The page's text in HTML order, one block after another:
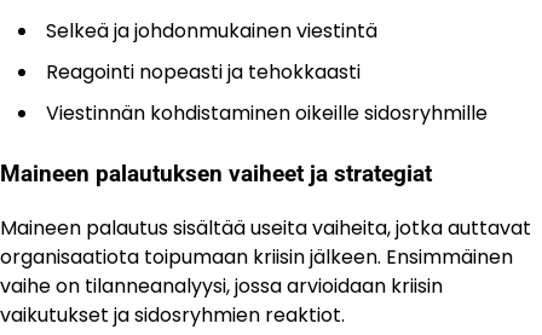
Selkeä ja johdonmukainen viestintä
Reagointi nopeasti ja tehokkaasti
Viestinnän kohdistaminen oikeille sidosryhmille
Maineen palautuksen vaiheet ja strategiat
Maineen palautus sisältää useita vaiheita, jotka auttavat
organisaatiota toipumaan kriisin jälkeen. Ensimmäinen
vaihe on tilanneanalyysi, jossa arvioidaan kriisin
vaikutukset ja sidosryhmien reaktiot.